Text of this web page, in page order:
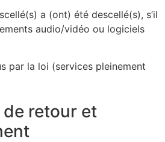
a (ont) été descellé(s), s’il
audio/vidéo ou logiciels
par la loi (services pleinement
retour et